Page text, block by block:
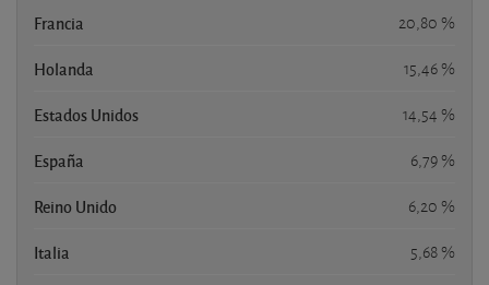
Francia 20,80 %
Holanda 15,46 %
Estados Unidos 14,54 %
España 6,79 %
Reino Unido 6,20 %
Italia 5,68 %